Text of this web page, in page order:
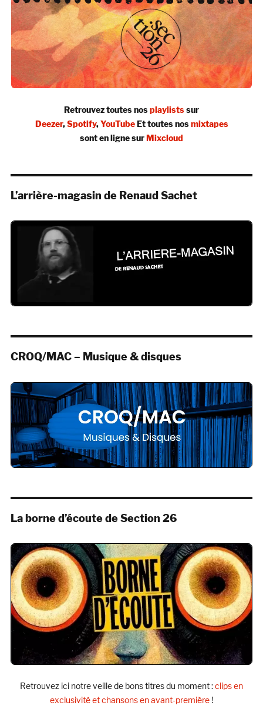
Retrouvez toutes nosplaylistssur
Deezer,Spotify,YouTubeEt toutes nosmixtapes
sont en ligne surMixcloud
L’arrière-magasin de Renaud Sachet
CROQ/MAC – Musique & disques
La borne d’écoute de Section 26
Retrouvez ici notre veille de bons titres du moment :clips en
exclusivité et chansons en avant-première !